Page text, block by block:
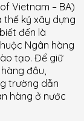
Vietnam – BA)
thế kỷ xây dựng
đến là
Ngân hàng
tạo. Để giữ
đầu,
trường dẫn
hàng ở nước